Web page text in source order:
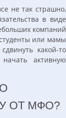
не так страшно,
в виде
компаний
или мамы
какой-то
активную
ОТ МФО?